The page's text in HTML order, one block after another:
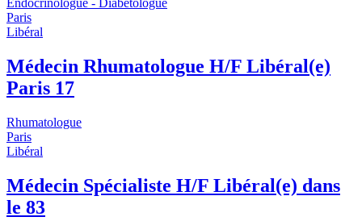
Endocrinologue - Diabétologue
Paris
Libéral
Médecin Rhumatologue H/F Libéral(e)
Paris 17
Rhumatologue
Paris
Libéral
Médecin Spécialiste H/F Libéral(e) dans
le 83